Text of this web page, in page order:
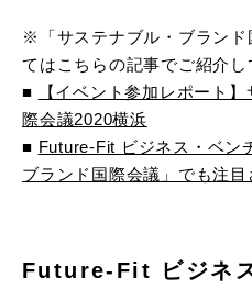
※「サステナブル・ブランド
てはこちらの記事でご紹介し
■
【イベント参加レポート
際会議2020横浜
■ Future-Fit ビジネス・ベン
ブランド国際会議」でも注
Future-Fit ビジネ